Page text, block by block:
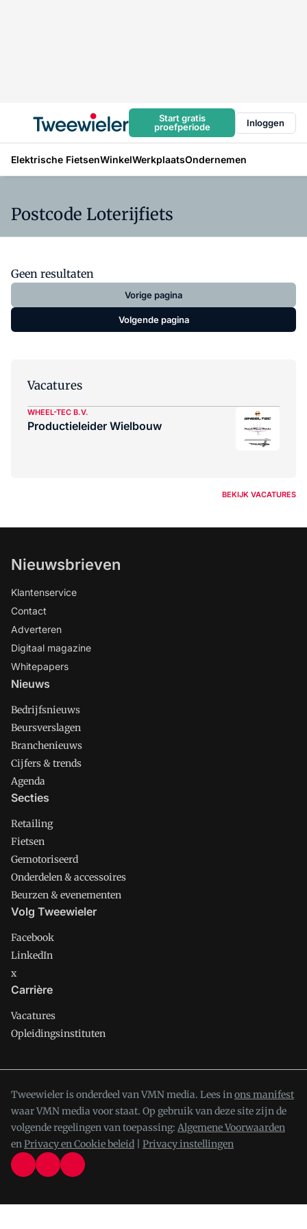
Start gratis
proefperiode
Inloggen
Elektrische FietsenWinkelWerkplaatsOndernemen
Postcode Loterijfiets
Geen resultaten
Vorige pagina
Volgende pagina
Vacatures
WHEEL-TEC B.V.
Productieleider Wielbouw
BEKIJK VACATURES
Nieuwsbrieven
Klantenservice
Contact
Adverteren
Digitaal magazine
Whitepapers
Nieuws
Bedrijfsnieuws
Beursverslagen
Branchenieuws
Cijfers & trends
Agenda
Secties
Retailing
Fietsen
Gemotoriseerd
Onderdelen & accessoires
Beurzen & evenementen
Volg Tweewieler
Facebook
LinkedIn
x
Carrière
Vacatures
Opleidingsinstituten
Tweewieler is onderdeel van VMN media. Lees inons manifest
waar VMN media voor staat. Op gebruik van deze site zijn de
volgende regelingen van toepassing: Algemene Voorwaarden
enPrivacy en Cookie beleid Privacy instellingen